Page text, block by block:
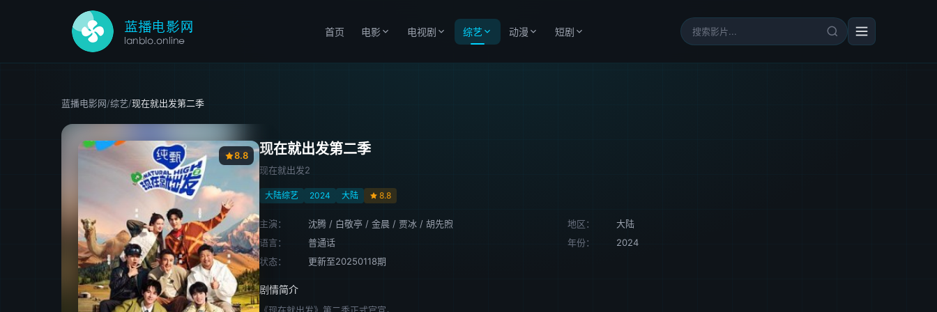
首页 电影 电视剧 综艺 动漫 短剧
蓝播电影网/综艺/现在就出发第二季
8.8 现在就出发第二季
现在就出发2
大陆综艺 2024 大陆 8.8
主演： 沈腾 / 白敬亭 / 金晨 / 贾冰 / 胡先煦 地区：
大陆
语言：
普通话 年份：
2024
状态：
更新至20250118期
剧情简介